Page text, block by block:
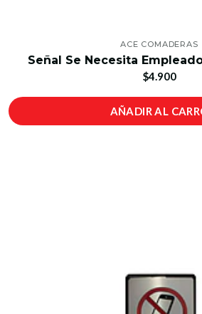
ACE COMADERAS
Señal Se Necesita
$4.900
AÑADIR AL